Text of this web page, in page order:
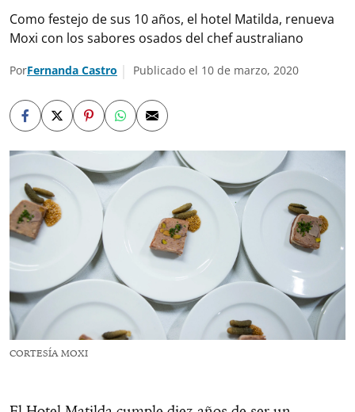
Como festejo de sus 10 años, el hotel Matilda, renueva
Moxi con los sabores osados del chef australiano
PorFernanda Castro Publicado el 10 de marzo, 2020
CORTESÍA MOXI